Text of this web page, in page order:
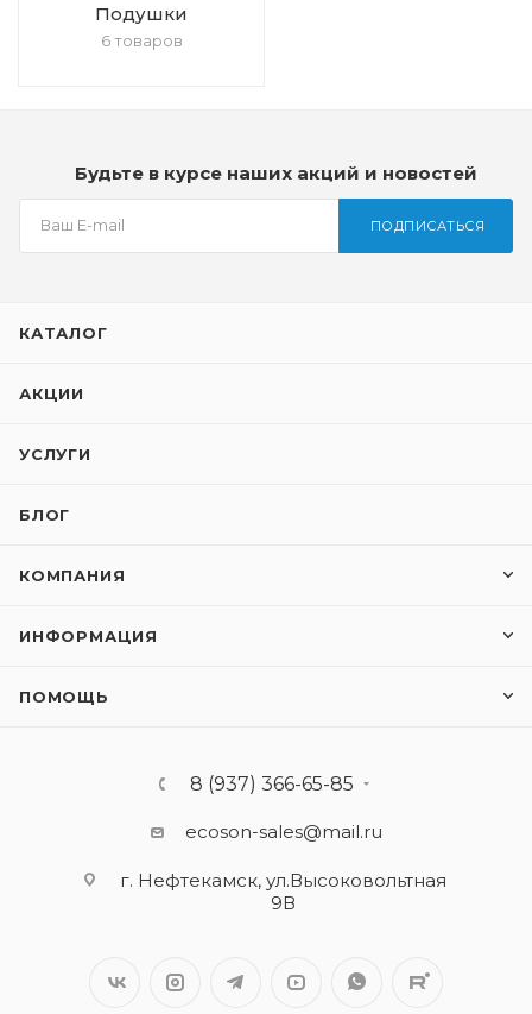
Подушки
6 товаров
Будьте в курсе наших акций и новостей
ПОДПИСАТЬСЯ
КАТАЛОГ
АКЦИИ
УСЛУГИ
БЛОГ
КОМПАНИЯ
ИНФОРМАЦИЯ
ПОМОЩЬ
8 (937) 366-65-85
ecoson-sales@mail.ru
г. Нефтекамск, ул.Высоковольтная
9В